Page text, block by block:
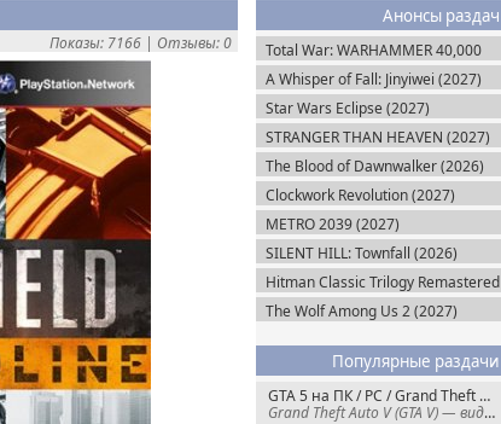
Анонсы раздач
Total War: WARHAMMER 40,000
(2027)
A Whisper of Fall: Jinyiwei (2027)
Star Wars Eclipse (2027)
STRANGER THAN HEAVEN (2027)
The Blood of Dawnwalker (2026)
Clockwork Revolution (2027)
METRO 2039 (2027)
SILENT HILL: Townfall (2026)
Hitman Classic Trilogy Remastered
(2027)
The Wolf Among Us 2 (2027)
Популярные раздачи
GTA 5 на ПК / PC / Grand Theft Auto V: Premium Edition (2015) Steam-Rip
Grand Theft Auto V (GTA V) — видеоигра из
Показы: 7166 | Отзывы: 0